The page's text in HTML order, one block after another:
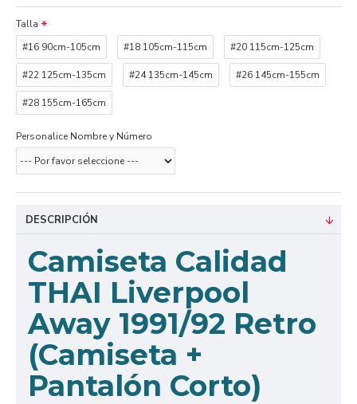
Talla
#16 90cm-105cm
#18 105cm-115cm #20 115cm-125cm
#22 125cm-135cm #24 135cm-145cm #26 145cm-155cm
#28 155cm-165cm
Personalice Nombre y Número
DESCRIPCIÓN
Camiseta Calidad
THAI Liverpool
Away 1991/92 Retro
(Camiseta +
Pantalón Corto)